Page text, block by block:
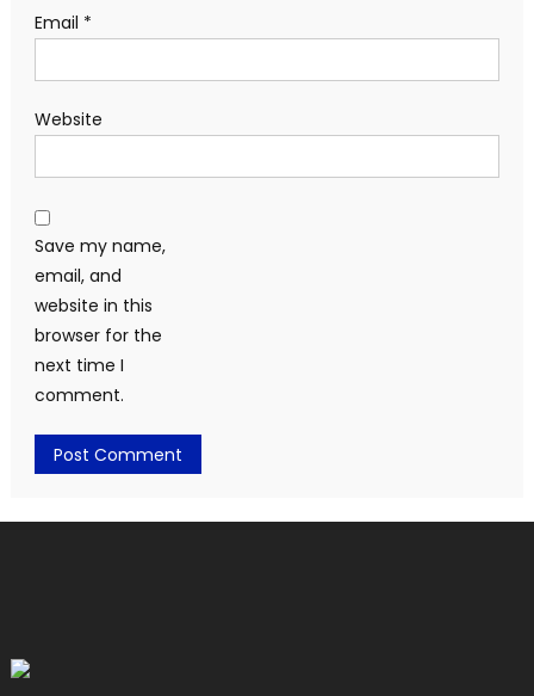
Email *
Website
Save my name,
email, and
website in this
browser for the
next time I
comment.